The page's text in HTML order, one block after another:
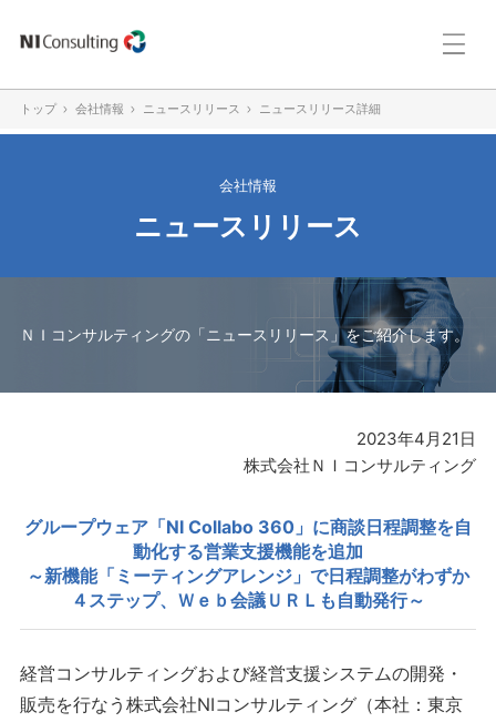
トップ 会社情報 ニュースリリース ニュースリリース詳細
会社情報
ニュースリリース
ＮＩコンサルティングの「ニュースリリース」をご紹介します。
2023年4月21日
株式会社ＮＩコンサルティング
グループウェア「NI Collabo 360」に商談日程調整を自
動化する営業支援機能を追加
～新機能「ミーティングアレンジ」で日程調整がわずか
４ステップ、Ｗｅｂ会議ＵＲＬも自動発行～
経営コンサルティングおよび経営支援システムの開発・
販売を行なう株式会社NIコンサルティング（本社：東京